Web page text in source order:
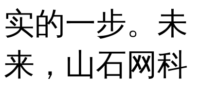
实的一步。未
来，山石网科